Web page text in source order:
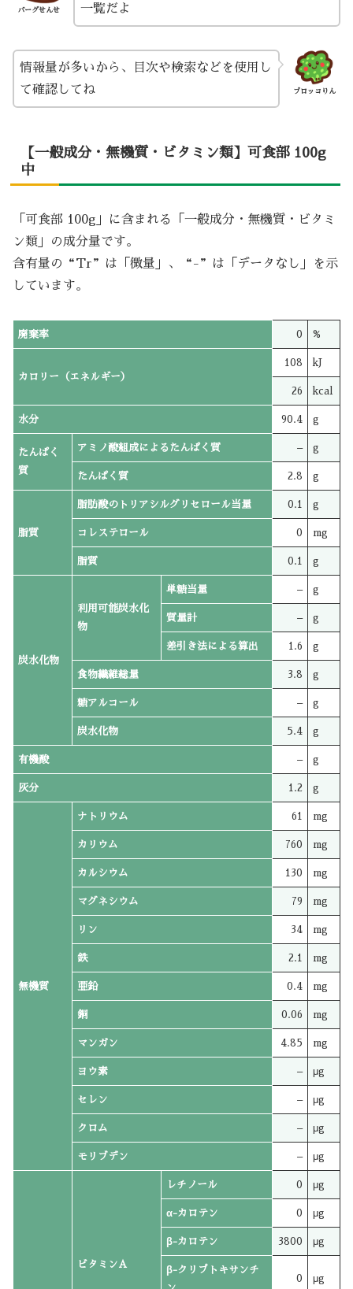
バーグせんせ
一覧だよ
ブロッコりん
情報量が多いから、目次や検索などを使用し
て確認してね
【一般成分・無機質・ビタミン類】可食部 100g
中
「可食部 100g」に含まれる「一般成分・無機質・ビタミ
ン類」の成分量です。
含有量の“Tr”は「微量」、“-”は「データなし」を示
しています。
廃棄率 0 %
カロリー（エネルギー）
108 kJ
26 kcal
水分 90.4 g
たんぱく
質
アミノ酸組成によるたんぱく質 – g
たんぱく質 2.8 g
脂質
脂肪酸のトリアシルグリセロール当量 0.1 g
コレステロール 0 mg
脂質 0.1 g
炭水化物
利用可能炭水化
物
単糖当量 – g
質量計 – g
差引き法による算出 1.6 g
食物繊維総量 3.8 g
糖アルコール – g
炭水化物 5.4 g
有機酸 – g
灰分 1.2 g
無機質
ナトリウム 61 mg
カリウム 760 mg
カルシウム 130 mg
マグネシウム 79 mg
リン 34 mg
鉄 2.1 mg
亜鉛 0.4 mg
銅 0.06 mg
マンガン 4.85 mg
ヨウ素 – μg
セレン – μg
クロム – μg
モリブデン – μg
ビタミンA
レチノール 0 μg
α-カロテン 0 μg
β-カロテン 3800 μg
β-クリプトキサンチ
0 μg